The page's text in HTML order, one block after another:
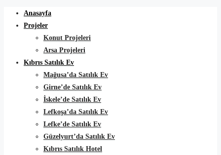
Anasayfa
Projeler
Konut Projeleri
Arsa Projeleri
Kıbrıs Satılık Ev
Mağusa’da Satılık Ev
Girne’de Satılık Ev
İskele’de Satılık Ev
Lefkoşa’da Satılık Ev
Lefke’de Satılık Ev
Güzelyurt’da Satılık Ev
Kıbrıs Satılık Hotel